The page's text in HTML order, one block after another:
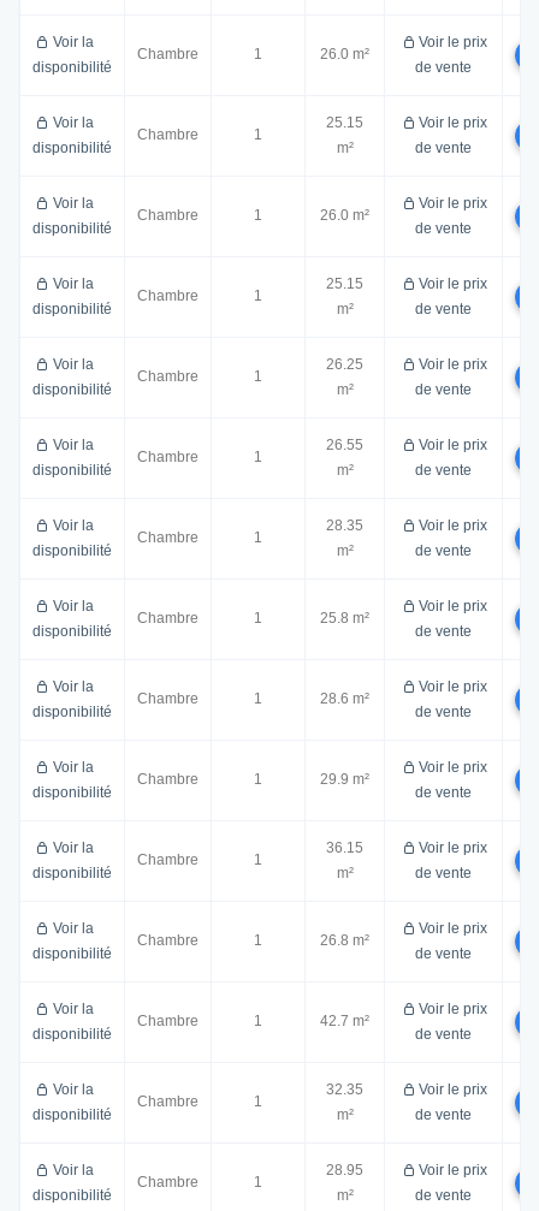
Voir la
disponibilité
Chambre 1 26.0 m²
Voir le prix
de vente
Voir la
disponibilité
Chambre 1
25.15
m²
Voir le prix
de vente
Voir la
disponibilité
Chambre 1 26.0 m²
Voir le prix
de vente
Voir la
disponibilité
Chambre 1
25.15
m²
Voir le prix
de vente
Voir la
disponibilité
Chambre 1
26.25
m²
Voir le prix
de vente
Voir la
disponibilité
Chambre 1
26.55
m²
Voir le prix
de vente
Voir la
disponibilité
Chambre 1
28.35
m²
Voir le prix
de vente
Voir la
disponibilité
Chambre 1 25.8 m²
Voir le prix
de vente
Voir la
disponibilité
Chambre 1 28.6 m²
Voir le prix
de vente
Voir la
disponibilité
Chambre 1 29.9 m²
Voir le prix
de vente
Voir la
disponibilité
Chambre 1
36.15
m²
Voir le prix
de vente
Voir la
disponibilité
Chambre 1 26.8 m²
Voir le prix
de vente
Voir la
disponibilité
Chambre 1 42.7 m²
Voir le prix
de vente
Voir la
disponibilité
Chambre 1
32.35
m²
Voir le prix
de vente
Voir la
disponibilité
Chambre 1
28.95
m²
Voir le prix
de vente